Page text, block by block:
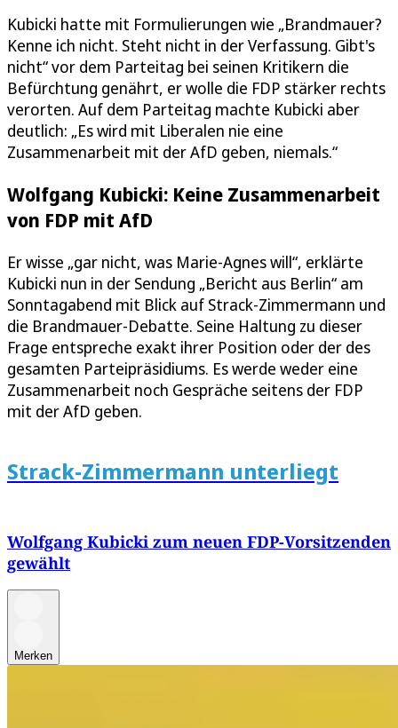
Kubicki hatte mit Formulierungen wie „Brandmauer?
Kenne ich nicht. Steht nicht in der Verfassung. Gibt's
nicht“ vor dem Parteitag bei seinen Kritikern die
Befürchtung genährt, er wolle die FDP stärker rechts
verorten. Auf dem Parteitag machte Kubicki aber
deutlich: „Es wird mit Liberalen nie eine
Zusammenarbeit mit der AfD geben, niemals.“
Wolfgang Kubicki: Keine Zusammenarbeit
von FDP mit AfD
Er wisse „gar nicht, was Marie-Agnes will“, erklärte
Kubicki nun in der Sendung „Bericht aus Berlin“ am
Sonntagabend mit Blick auf Strack-Zimmermann und
die Brandmauer-Debatte. Seine Haltung zu dieser
Frage entspreche exakt ihrer Position oder der des
gesamten Parteipräsidiums. Es werde weder eine
Zusammenarbeit noch Gespräche seitens der FDP
mit der AfD geben.
Strack-Zimmermann unterliegt
Wolfgang Kubicki zum neuen FDP-Vorsitzenden
gewählt
Merken